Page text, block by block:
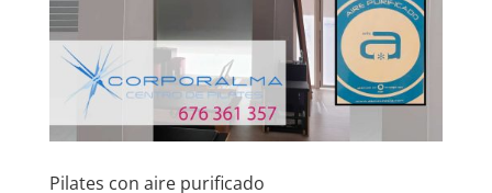
Pilates con aire purificado